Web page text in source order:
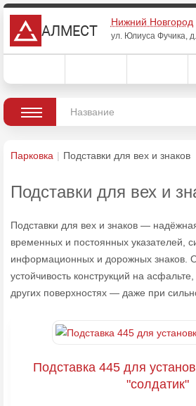
АЛМЕСТ
Нижний Новгород
ул. Юлиуса Фучика,
Парковка Подставки для вех и знаков
Подставки для вех и
Подставки для вех и знаков —
временных и постоянных указателей,
информационных и дорожных знаков.
устойчивость конструкций на
других поверхностях — даже при
Подставка 445 для
"солдатик"